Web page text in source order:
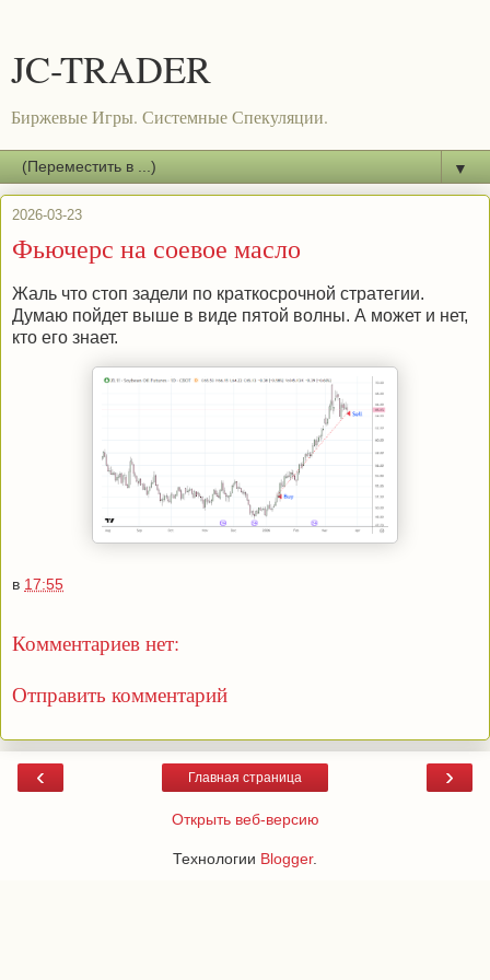
JC-TRADER
Биржевые Игры. Системные Спекуляции.
▼
2026-03-23
Фьючерс на соевое масло
Жаль что стоп задели по краткосрочной стратегии.
Думаю пойдет выше в виде пятой волны. А может и нет,
кто его знает.
в 17:55
Комментариев нет:
Отправить комментарий
‹ ›
Главная страница
Открыть веб-версию
Технологии Blogger.